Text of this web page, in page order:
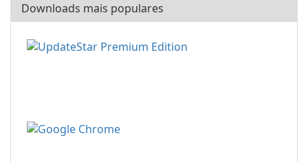
Downloads mais populares